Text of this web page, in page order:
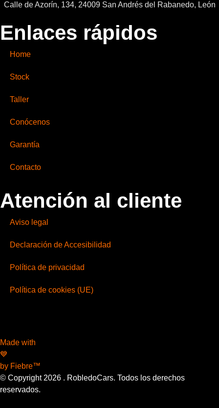
Calle de Azorín, 134, 24009 San Andrés del Rabanedo, León
Enlaces rápidos
Home
Stock
Taller
Conócenos
Garantía
Contacto
Atención al cliente
Aviso legal
Declaración de Accesibilidad
Política de privacidad
Política de cookies (UE)
Made with
💙
by Fiebre™
© Copyright 2026 . RobledoCars. Todos los derechos
reservados.